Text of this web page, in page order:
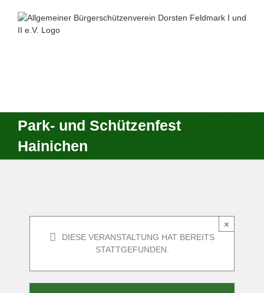
Inhalt
springen
Park- und Schützenfest
Hainichen
×
DIESE VERANSTALTUNG HAT BEREITS
STATTGEFUNDEN.